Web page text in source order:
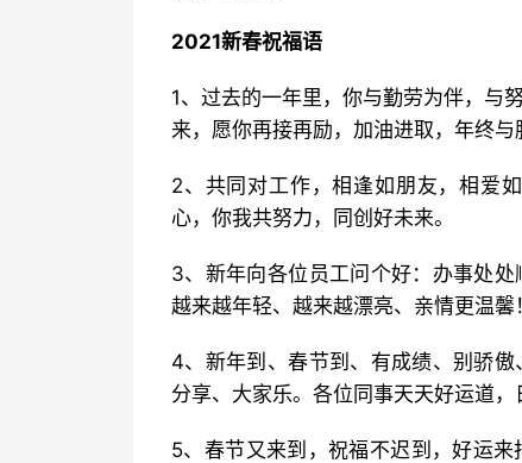
2021新春祝福语
1、过去的一年里，你与勤劳为伴，与
来，愿你再接再励，加油进取，年终与
2、共同对工作，相逢如朋友，相爱
心，你我共努力，同创好未来。
3、新年向各位员工问个好：办事处处
越来越年轻、越来越漂亮、亲情更温馨
4、新年到、春节到、有成绩、别骄
分享、大家乐。各位同事天天好运道，
5、春节又来到，祝福不迟到，好运